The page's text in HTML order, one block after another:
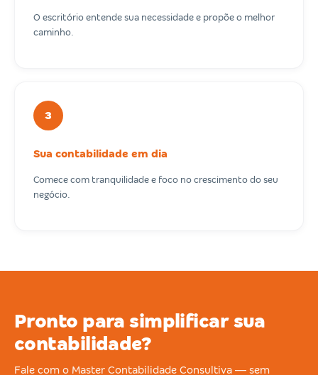
O escritório entende sua necessidade e propõe o melhor
caminho.
3
Sua contabilidade em dia
Comece com tranquilidade e foco no crescimento do seu
negócio.
Pronto para simplificar sua
contabilidade?
Fale com o Master Contabilidade Consultiva — sem